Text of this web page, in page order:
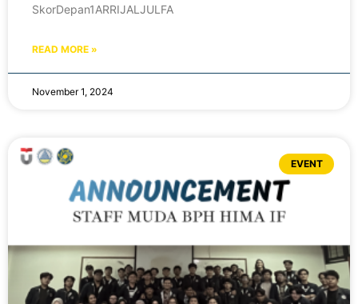
SkorDepan1ARRIJALJULFA
READ MORE »
November 1, 2024
EVENT